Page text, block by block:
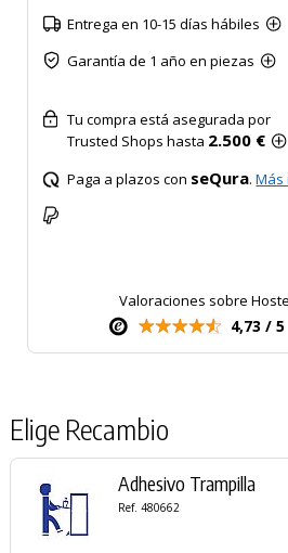
Entrega en 10-15 días hábiles
Garantía de 1 año en piezas
Tu compra está asegurada por
Trusted Shops hasta 2.500 €
Paga a plazos con seQura.Más
Valoraciones sobre
4,73 / 5
Elige Recambio
Adhesivo Trampilla
Ref. 480662